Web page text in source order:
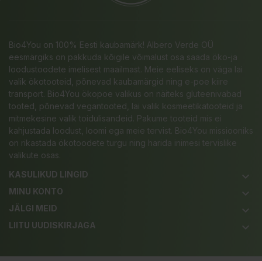
Bio4You on 100% Eesti kaubamärk! Albero Verde OÜ
eesmärgiks on pakkuda kõigile võimalust osa saada öko-ja
loodustoodete imelisest maailmast. Meie eeliseks on väga lai
valik ökotooteid, põnevad kaubamärgid ning e-poe kiire
transport. Bio4You ökopoe valikus on näiteks gluteenivabad
tooted, põnevad vegantooted, lai valik kosmeetikatooteid ja
mitmekesine valik toidulisandeid. Pakume tooteid mis ei
kahjustada loodust, loomi ega meie tervist. Bio4You missiooniks
on rikastada ökotoodete turgu ning harida inimesi tervislike
valikute osas.
KASULIKUD LINGID
keyboard_arrow_down
MINU KONTO keyboard_arrow_down
JÄLGI MEID keyboard_arrow_down
LIITU UUDISKIRJAGA keyboard_arrow_down